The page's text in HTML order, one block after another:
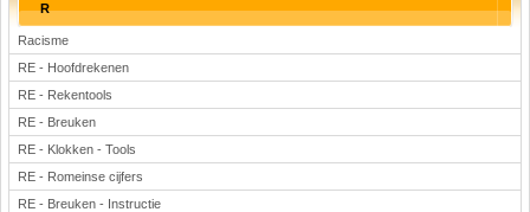
R
Racisme
RE - Hoofdrekenen
RE - Rekentools
RE - Breuken
RE - Klokken - Tools
RE - Romeinse cijfers
RE - Breuken - Instructie